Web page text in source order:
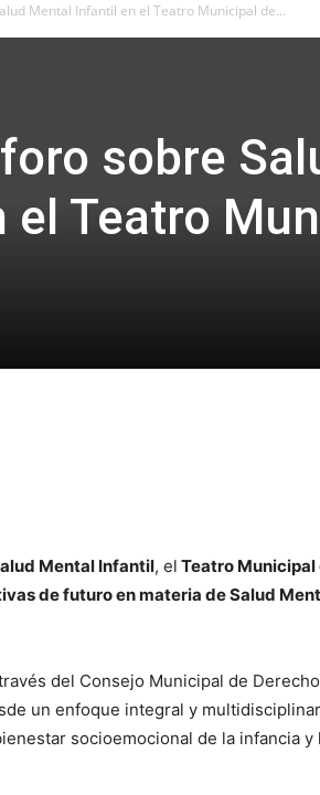
Mental Infantil en el Teatro Municipal de...
sobre
Teatro
Mental Infantil, el Teatro Municipal
de futuro en materia de Salud
del Consejo Municipal de
un enfoque integral y
socioemocional de la infancia y